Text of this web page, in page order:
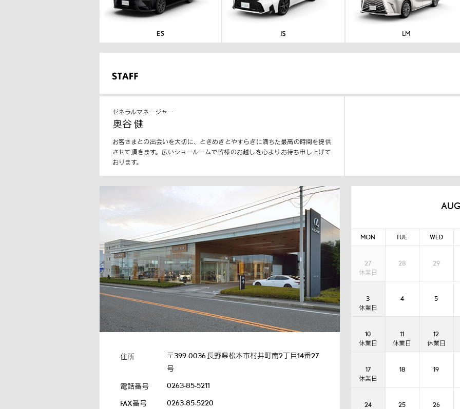
ゼネラルマネージャー
奥谷 健
お客さまとの出会いを大切に、ときめきとやすらぎに満ちた最高の時間を提供
させて頂きます。広いショールームで皆様のお越しを心よりお待ち申し上げて
おります。
住所 〒399-0036長野県松本市村井町南2丁目14番27
号
電話番号 0263-85-5211
FAX番号 0263-85-5220
MON TUE WED
27 28 29
3 4 5
10 11 12
17 18 19
24 25 26